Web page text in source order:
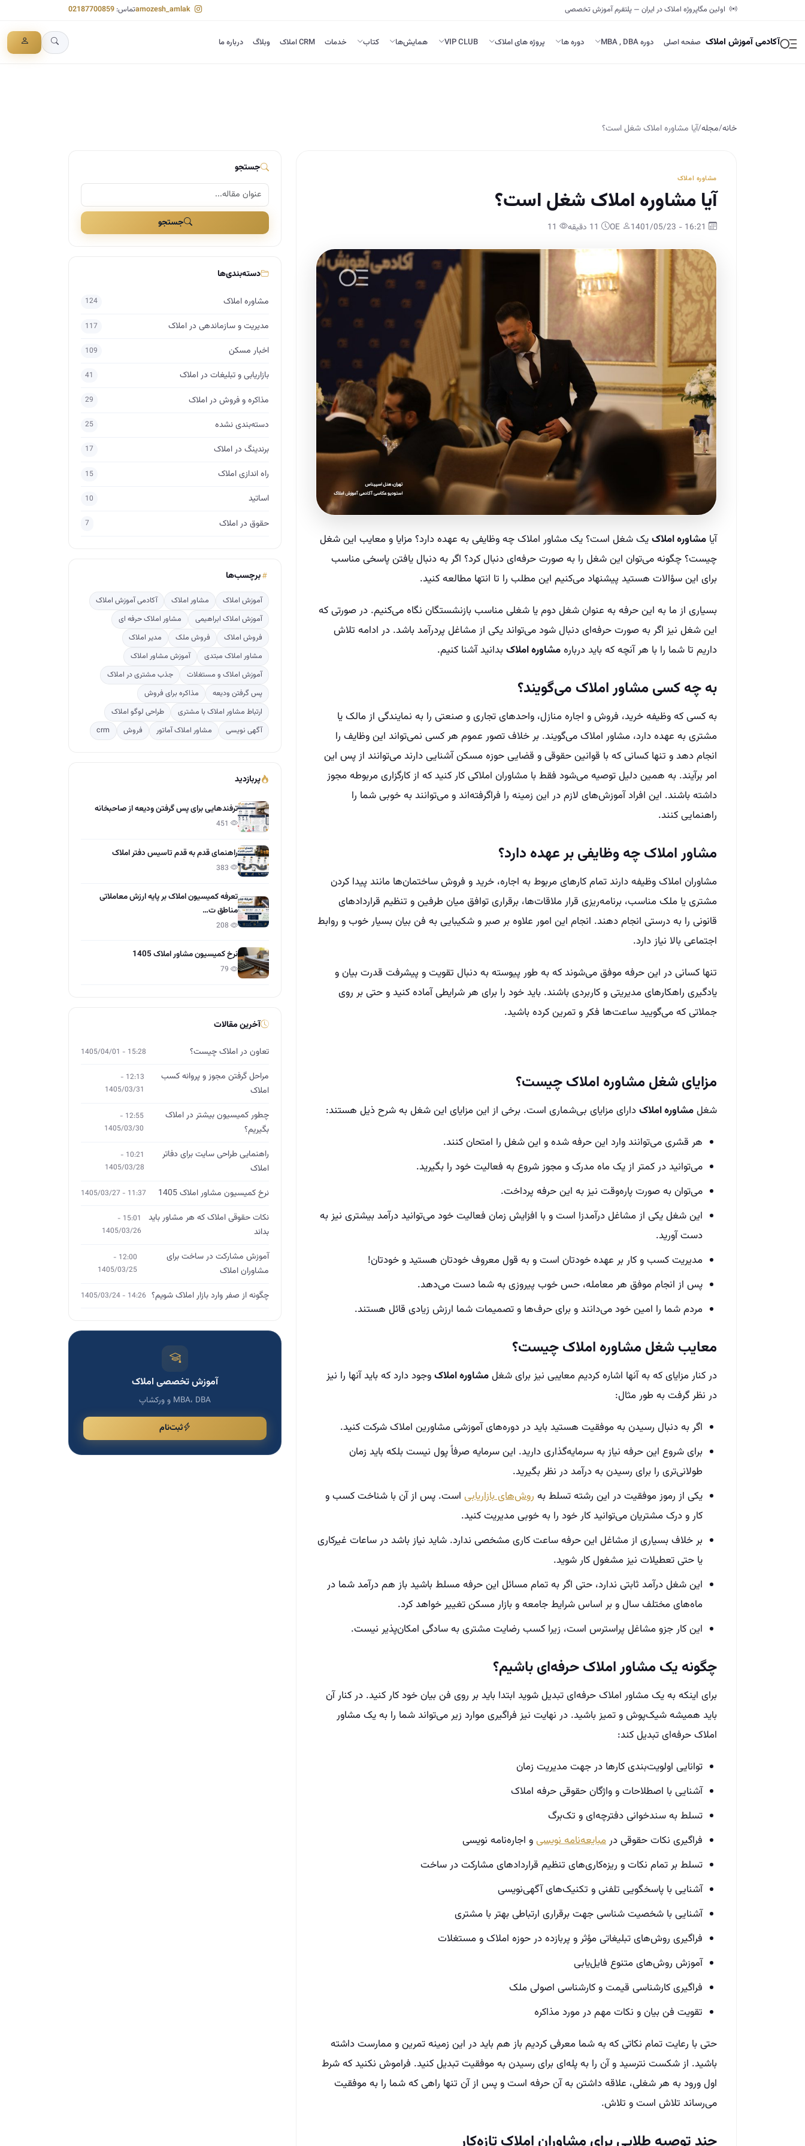
اولین مگاپروژه املاک در ایران — پلتفرم آموزش تخصصی تماس: 02187700859
آکادمی آموزش املاک صفحه اصلی دوره MBA , DBA دوره ها پروژه های املاک VIP CLUB همایش‌ها کتاب خدمات CRM املاک وبلاگ درباره ما
خانه/مجله/آیا مشاوره املاک شغل است؟
مشاوره املاک
آیا مشاوره املاک شغل است؟
آیا مشاوره املاکیک شغل است؟ یک مشاور املاک چه وظایفی به عهده دارد؟ مزایا و معایب این شغل
چیست؟ چگونه می‌توان این شغل را به صورت حرفه‌ای دنبال کرد؟ اگر به دنبال یافتن پاسخی مناسب
برای این سؤالات هستید پیشنهاد می‌کنیم این مطلب را تا انتها مطالعه کنید.
بسیاری از ما به این حرفه به عنوان شغل دوم یا شغلی مناسب بازنشستگان نگاه می‌کنیم. در صورتی که
این شغل نیز اگر به صورت حرفه‌ای دنبال شود می‌تواند یکی از مشاغل پردرآمد باشد. در ادامه تلاش
داریم تا شما را با هر آنچه که باید دربارهمشاوره املاکبدانید آشنا کنیم.
به چه کسی مشاور املاک می‌گویند؟
به کسی که وظیفه خرید، فروش و اجاره منازل، واحدهای تجاری و صنعتی را به نمایندگی از مالک یا
مشتری به عهده دارد، مشاور املاک می‌گویند. بر خلاف تصور عموم هر کسی نمی‌تواند این وظایف را
انجام دهد و تنها کسانی که با قوانین حقوقی و قضایی حوزه مسکن آشنایی دارند می‌توانند از پس این
امر برآیند. به همین دلیل توصیه می‌شود فقط با مشاوران املاکی کار کنید که از کارگزاری مربوطه مجوز
داشته باشند. این افراد آموزش‌های لازم در این زمینه را فراگرفته‌اند و می‌توانند به خوبی شما را
راهنمایی کنند.
مشاور املاک چه وظایفی بر عهده دارد؟
مشاوران املاک وظیفه دارند تمام کارهای مربوط به اجاره، خرید و فروش ساختمان‌ها مانند پیدا کردن
مشتری یا ملک مناسب، برنامه‌ریزی قرار ملاقات‌ها، برقراری توافق میان طرفین و تنظیم قراردادهای
قانونی را به درستی انجام دهند. انجام این امور علاوه بر صبر و شکیبایی به فن بیان بسیار خوب و روابط
اجتماعی بالا نیاز دارد.
تنها کسانی در این حرفه موفق می‌شوند که به طور پیوسته به دنبال تقویت و پیشرفت قدرت بیان و
یادگیری راهکارهای مدیریتی و کاربردی باشند. باید خود را برای هر شرایطی آماده کنید و حتی بر روی
جملاتی که می‌گویید ساعت‌ها فکر و تمرین کرده باشید.
مزایای شغل مشاوره املاک چیست؟
شغلمشاوره املاکدارای مزایای بی‌شماری است. برخی از این مزایای این شغل به شرح ذیل هستند:
هر قشری می‌توانند وارد این حرفه شده و این شغل را امتحان کنند.
می‌توانید در کمتر از یک ماه مدرک و مجوز شروع به فعالیت خود را بگیرید.
می‌توان به صورت پاره‌وقت نیز به این حرفه پرداخت.
این شغل یکی از مشاغل درآمدزا است و با افزایش زمان فعالیت خود می‌توانید درآمد بیشتری نیز به
دست آورید.
مدیریت کسب و کار بر عهده خودتان است و به قول معروف خودتان هستید و خودتان!
پس از انجام موفق هر معامله، حس خوب پیروزی به شما دست می‌دهد.
مردم شما را امین خود می‌دانند و برای حرف‌ها و تصمیمات شما ارزش زیادی قائل هستند.
معایب شغل مشاوره املاک چیست؟
در کنار مزایای که به آنها اشاره کردیم معایبی نیز برای شغلمشاوره املاکوجود دارد که باید آنها را نیز
در نظر گرفت به طور مثال:
اگر به دنبال رسیدن به موفقیت هستید باید در دوره‌های آموزشی مشاورین املاک شرکت کنید.
برای شروع این حرفه نیاز به سرمایه‌گذاری دارید. این سرمایه صرفاً پول نیست بلکه باید زمان
طولانی‌تری را برای رسیدن به درآمد در نظر بگیرید.
یکی از رموز موفقیت در این رشته تسلط به روش‌های بازاریابی است. پس از آن با شناخت کسب و
کار و درک مشتریان می‌توانید کار خود را به خوبی مدیریت کنید.
بر خلاف بسیاری از مشاغل این حرفه ساعت کاری مشخصی ندارد. شاید نیاز باشد در ساعات غیرکاری
یا حتی تعطیلات نیز مشغول کار شوید.
این شغل درآمد ثابتی ندارد، حتی اگر به تمام مسائل این حرفه مسلط باشید باز هم درآمد شما در
ماه‌های مختلف سال و بر اساس شرایط جامعه و بازار مسکن تغییر خواهد کرد.
این کار جزو مشاغل پراسترس است، زیرا کسب رضایت مشتری به سادگی امکان‌پذیر نیست.
چگونه یک مشاور املاک حرفه‌ای باشیم؟
برای اینکه به یک مشاور املاک حرفه‌ای تبدیل شوید ابتدا باید بر روی فن بیان خود کار کنید. در کنار آن
باید همیشه شیک‌پوش و تمیز باشید. در نهایت نیز فراگیری موارد زیر می‌تواند شما را به یک مشاور
املاک حرفه‌ای تبدیل کند:
توانایی اولویت‌بندی کارها در جهت مدیریت زمان
آشنایی با اصطلاحات و واژگان حقوقی حرفه املاک
تسلط به سند‌خوانی دفترچه‌ای و تک‌برگ
فراگیری نکات حقوقی در مبایعه‌نامه نویسیو اجاره‌نامه نویسی
تسلط بر تمام نکات و ریزه‌کاری‌های تنظیم قراردادهای مشارکت در ساخت
آشنایی با پاسخگویی تلفنی و تکنیک‌های آگهی‌نویسی
آشنایی با شخصیت شناسی جهت برقراری ارتباطی بهتر با مشتری
فراگیری روش‌های تبلیغاتی مؤثر و پربازده در حوزه املاک و مستغلات
آموزش روش‌های متنوع فایل‌یابی
فراگیری کارشناسی قیمت و کارشناسی اصولی ملک
تقویت فن بیان و نکات مهم در مورد مذاکره
حتی با رعایت تمام نکاتی که به شما معرفی کردیم باز هم باید در این زمینه تمرین و ممارست داشته
باشید. از شکست نترسید و آن را به پله‌ای برای رسیدن به موفقیت تبدیل کنید. فراموش نکنید که شرط
اول ورود به هر شغلی، علاقه داشتن به آن حرفه است و پس از آن تنها راهی که شما را به موفقیت
می‌رساند تلاش است و تلاش.
جستجو
جستجو
دسته‌بندی‌ها
مشاوره املاک 124
مدیریت و سازماندهی در املاک 117
اخبار مسکن 109
بازاریابی و تبلیغات در املاک 41
مذاکره و فروش در املاک 29
دسته‌بندی نشده 25
برندینگ در املاک 17
راه اندازی املاک 15
اساتید 10
حقوق در املاک 7
برچسب‌ها
آموزش املاک مشاور املاک
آکادمی آموزش املاک
آموزش املاک ابراهیمی
مشاور املاک حرفه ای
فروش املاک
فروش ملک
مدیر املاک
مشاور املاک مبتدی
آموزش مشاور املاک
آموزش املاک و مستغلات
جذب مشتری در املاک
پس گرفتن ودیعه
مذاکره برای فروش
ارتباط مشاور املاک با مشتری
طراحی لوگو املاک
آگهی نویسی
مشاور املاک آماتور فروش crm
پربازدید
ترفندهایی برای پس گرفتن ودیعه از صاحبخانه
راهنمای قدم به قدم تاسیس دفتر املاک
تعرفه کمیسیون املاک بر پایه ارزش معاملاتی
مناطق ت…
نرخ کمیسیون مشاور املاک 1405
آخرین مقالات
تعاون در املاک چیست؟ 15:28 - 1405/04/01
مراحل گرفتن مجوز و پروانه کسب
املاک
12:13 -
1405/03/31
چطور کمیسیون بیشتر در املاک
بگیریم؟
12:55 -
1405/03/30
راهنمایی طراحی سایت برای دفاتر
املاک
10:21 -
1405/03/28
نرخ کمیسیون مشاور املاک 1405 11:37 - 1405/03/27
نکات حقوقی املاک که هر مشاور باید
بداند
15:01 -
1405/03/26
آموزش مشارکت در ساخت برای
مشاوران املاک
12:00 -
1405/03/25
چگونه از صفر وارد بازار املاک شویم؟ 14:26 - 1405/03/24
آموزش تخصصی املاک
MBA، DBA و ورکشاپ
ثبت‌نام